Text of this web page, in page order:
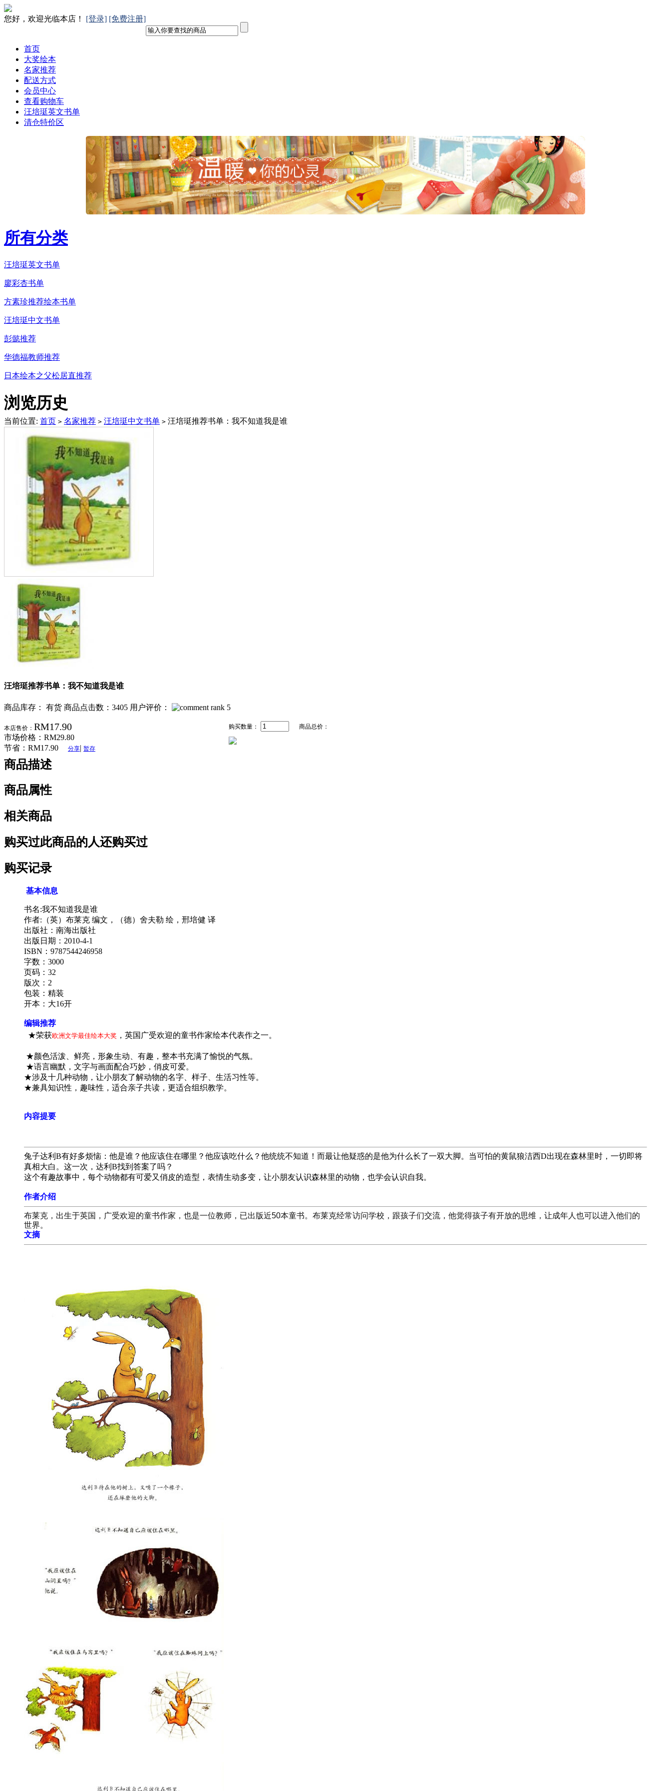
您好，欢迎光临本店！ [登录] [免费注册]
首页
大奖绘本
名家推荐
配送方式
会员中心
查看购物车
汪培珽英文书单
清仓特价区
所有分类
汪培珽英文书单
廖彩杏书单
方素珍推荐绘本书单
汪培珽中文书单
彭懿推荐
华德福教师推荐
日本绘本之父松居直推荐
浏览历史
当前位置: 首页 > 名家推荐 > 汪培珽中文书单 > 汪培珽推荐书单：我不知道我是谁
汪培珽推荐书单：我不知道我是谁
商品库存： 有货 商品点击数：3405 用户评价：
本店售价： RM17.90
市场价格： RM29.80
节省： RM17.90 分享| 暂存
购买数量： 商品总价：
商品描述
商品属性
相关商品
购买过此商品的人还购买过
购买记录
基本信息
书名:我不知道我是谁
作者: （英）布莱克 编文，（德）舍夫勒 绘，邢培健 译
出版社：南海出版社
出版日期：2010-4-1
ISBN：9787544246958
字数：3000
页码：32
版次：2
包装：精装
开本：大16开
编辑推荐
★荣获欧洲文学最佳绘本大奖 ， 英国广受欢迎的童书作家绘本代表作之一。
★颜色活泼、鲜亮，形象生动、有趣，整本书充满了愉悦的气氛。
★语言幽默，文字与画面配合巧妙，俏皮可爱。
★涉及十几种动物，让小朋友了解动物的名字、样子、生活习性等。
★兼具知识性，趣味性，适合亲子共读，更适合组织教学。
内容提要
兔子达利B有好多烦恼：他是谁？他应该住在哪里？他应该吃什么？他统统不知道！而最让他疑惑的是他为什么长了一双大脚。当可怕的黄鼠狼洁西D出现在森林里时，一切即将
真相大白。这一次，达利B找到答案了吗？
这个有趣故事中，每个动物都有可爱又俏皮的造型，表情生动多变，让小朋友认识森林里的动物，也学会认识自我。
作者介绍
布莱克，出生于英国，广受欢迎的童书作家，也是一位教师，已出版近50本童书。布莱克经常访问学校，跟孩子们交流，他觉得孩子有开放的思维，让成年人也可以进入他们的
世界。
文摘